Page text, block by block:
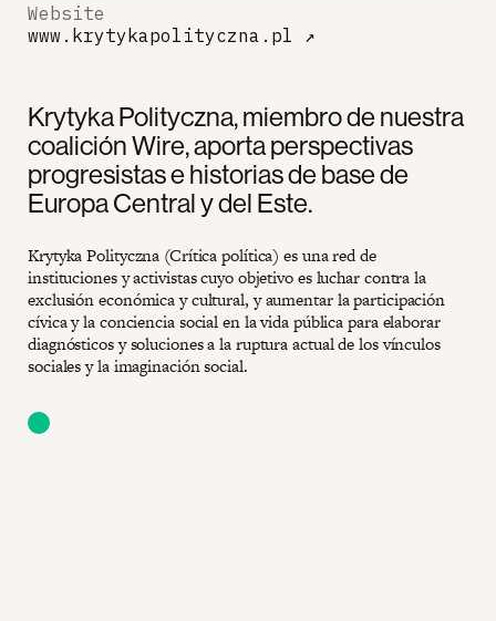
Krytyka Polityczna, miembro de nuestra
coalición Wire, aporta perspectivas
progresistas e historias de base de
Europa Central y del Este.
Krytyka Polityczna (Crítica política) es una red de
instituciones y activistas cuyo objetivo es luchar contra la
exclusión económica y cultural, y aumentar la participación
cívica y la conciencia social en la vida pública para elaborar
diagnósticos y soluciones a la ruptura actual de los vínculos
sociales y la imaginación social.
Website
www.krytykapolityczna.pl ↗